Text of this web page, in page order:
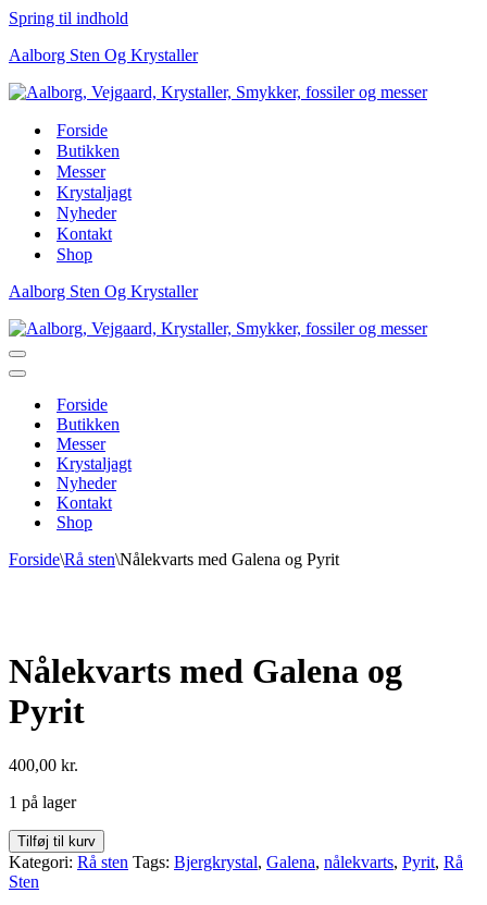
Spring til indhold
Aalborg Sten Og Krystaller
Forside
Butikken
Messer
Krystaljagt
Nyheder
Kontakt
Shop
Aalborg Sten Og Krystaller
Navigation
menu
Navigation
Forside
Butikken
Messer
Krystaljagt
Nyheder
Kontakt
Shop
Forside\Rå sten\Nålekvarts med Galena og Pyrit
Nålekvarts med Galena og
Pyrit
400,00 kr.
1 på lager
Nålekvarts
med
Galena
Tilføj til kurv
Kategori: Rå sten Tags: Bjergkrystal, Galena, nålekvarts, Pyrit, Rå
Sten